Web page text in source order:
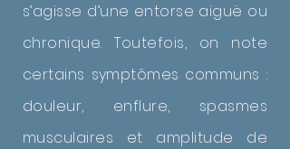
s’agisse d’une entorse aiguë ou
chronique. Toutefois, on note
certains symptômes communs :
douleur, enflure, spasmes
musculaires et amplitude de